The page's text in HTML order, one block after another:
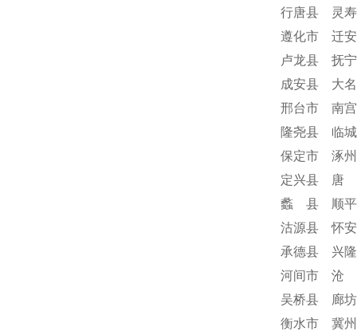
行唐县 灵
遵化市 迁
卢龙县 抚
成安县 大
邢台市 南
隆尧县 临
保定市 涿
定兴县 唐
蠡 县 顺
沽源县 怀
承德县 兴
河间市 沧
吴桥县 廊
衡水市 冀